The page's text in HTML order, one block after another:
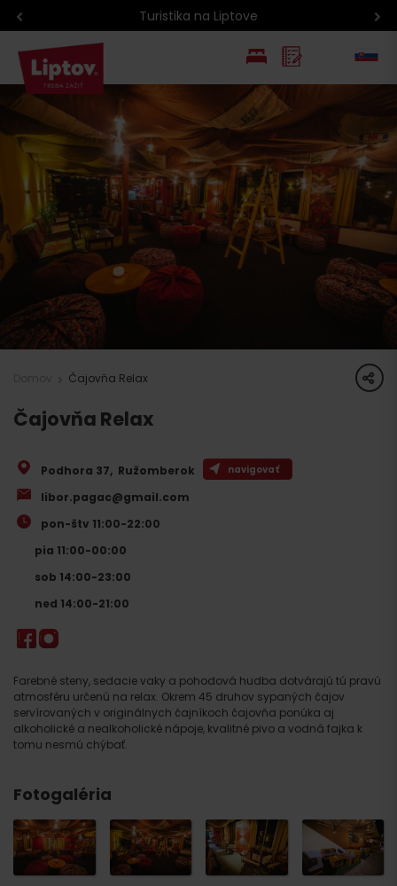
Atrakcie na Liptove podľa veku detí
PL
Čajovňa Relax share
Čajovňa Relax
Farebné steny, sedacie vaky a pohodová hudba dotvárajú tú pravú
atmosféru určenú na relax. Okrem 45 druhov sypaných čajov
servírovaných v originálnych čajníkoch čajovňa ponúka aj
alkoholické a nealkoholické nápoje, kvalitné pivo a vodná fajka k
tomu nesmú chýbať.
Podhora 37, Ružomberok navigovať
libor.pagac@gmail.com
pon-štv 11:00-22:00
pia 11:00-00:00
sob 14:00-23:00
ned 14:00-21:00
Fotogaléria